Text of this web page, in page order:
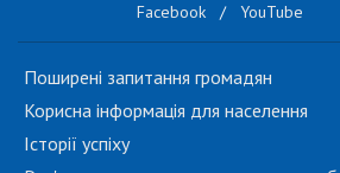
Facebook / YouTube
Поширені запитання громадян
Корисна інформація для населення
Історії успіху